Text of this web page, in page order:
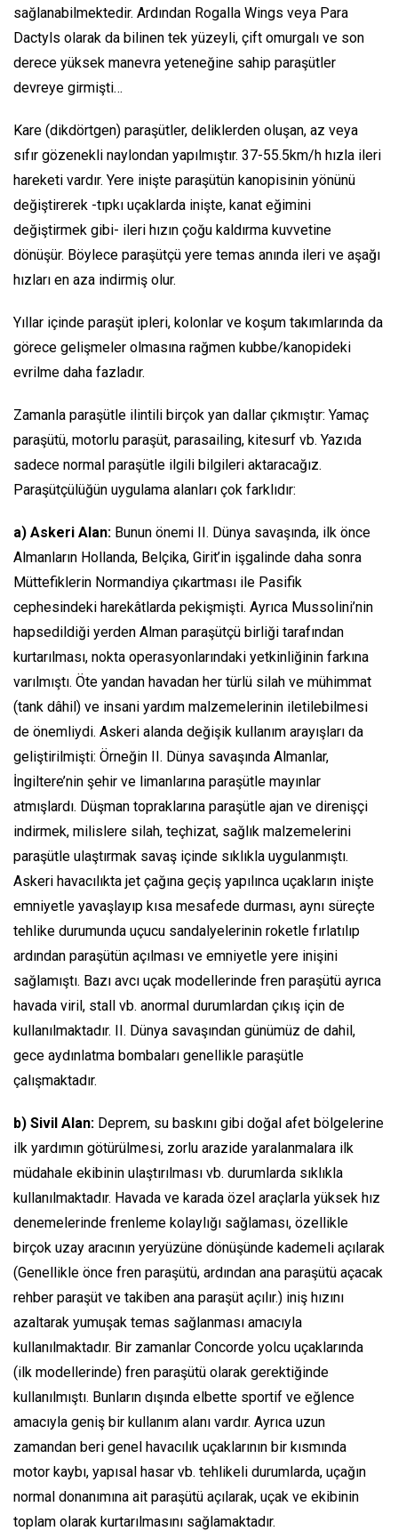
sağlanabilmektedir. Ardından Rogalla Wings veya Para
Dactyls olarak da bilinen tek yüzeyli, çift omurgalı ve son
derece yüksek manevra yeteneğine sahip paraşütler
devreye girmişti…
Kare (dikdörtgen) paraşütler, deliklerden oluşan, az veya
sıfır gözenekli naylondan yapılmıştır. 37-55.5km/h hızla ileri
hareketi vardır. Yere inişte paraşütün kanopisinin yönünü
değiştirerek -tıpkı uçaklarda inişte, kanat eğimini
değiştirmek gibi- ileri hızın çoğu kaldırma kuvvetine
dönüşür. Böylece paraşütçü yere temas anında ileri ve aşağı
hızları en aza indirmiş olur.
Yıllar içinde paraşüt ipleri, kolonlar ve koşum takımlarında da
görece gelişmeler olmasına rağmen kubbe/kanopideki
evrilme daha fazladır.
Zamanla paraşütle ilintili birçok yan dallar çıkmıştır: Yamaç
paraşütü, motorlu paraşüt, parasailing, kitesurf vb. Yazıda
sadece normal paraşütle ilgili bilgileri aktaracağız.
Paraşütçülüğün uygulama alanları çok farklıdır:
a) Askeri Alan: Bunun önemi II. Dünya savaşında, ilk önce
Almanların Hollanda, Belçika, Girit’in işgalinde daha sonra
Müttefiklerin Normandiya çıkartması ile Pasifik
cephesindeki harekâtlarda pekişmişti. Ayrıca Mussolini’nin
hapsedildiği yerden Alman paraşütçü birliği tarafından
kurtarılması, nokta operasyonlarındaki yetkinliğinin farkına
varılmıştı. Öte yandan havadan her türlü silah ve mühimmat
(tank dâhil) ve insani yardım malzemelerinin iletilebilmesi
de önemliydi. Askeri alanda değişik kullanım arayışları da
geliştirilmişti: Örneğin II. Dünya savaşında Almanlar,
İngiltere’nin şehir ve limanlarına paraşütle mayınlar
atmışlardı. Düşman topraklarına paraşütle ajan ve direnişçi
indirmek, milislere silah, teçhizat, sağlık malzemelerini
paraşütle ulaştırmak savaş içinde sıklıkla uygulanmıştı.
Askeri havacılıkta jet çağına geçiş yapılınca uçakların inişte
emniyetle yavaşlayıp kısa mesafede durması, aynı süreçte
tehlike durumunda uçucu sandalyelerinin roketle fırlatılıp
ardından paraşütün açılması ve emniyetle yere inişini
sağlamıştı. Bazı avcı uçak modellerinde fren paraşütü ayrıca
havada viril, stall vb. anormal durumlardan çıkış için de
kullanılmaktadır. II. Dünya savaşından günümüz de dahil,
gece aydınlatma bombaları genellikle paraşütle
çalışmaktadır.
b) Sivil Alan: Deprem, su baskını gibi doğal afet bölgelerine
ilk yardımın götürülmesi, zorlu arazide yaralanmalara ilk
müdahale ekibinin ulaştırılması vb. durumlarda sıklıkla
kullanılmaktadır. Havada ve karada özel araçlarla yüksek hız
denemelerinde frenleme kolaylığı sağlaması, özellikle
birçok uzay aracının yeryüzüne dönüşünde kademeli açılarak
(Genellikle önce fren paraşütü, ardından ana paraşütü açacak
rehber paraşüt ve takiben ana paraşüt açılır.) iniş hızını
azaltarak yumuşak temas sağlanması amacıyla
kullanılmaktadır. Bir zamanlar Concorde yolcu uçaklarında
(ilk modellerinde) fren paraşütü olarak gerektiğinde
kullanılmıştı. Bunların dışında elbette sportif ve eğlence
amacıyla geniş bir kullanım alanı vardır. Ayrıca uzun
zamandan beri genel havacılık uçaklarının bir kısmında
motor kaybı, yapısal hasar vb. tehlikeli durumlarda, uçağın
normal donanımına ait paraşütü açılarak, uçak ve ekibinin
toplam olarak kurtarılmasını sağlamaktadır.